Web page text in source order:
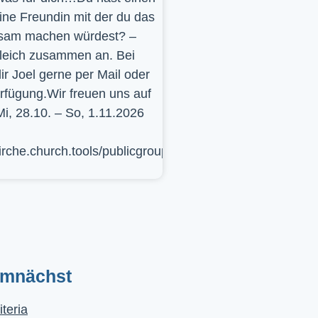
Freundin mit der du das
machen würdest? –
zusammen an. Bei
Joel gerne per Mail oder
freuen uns auf
28.10. – So, 1.11.2026
publicgroup/617